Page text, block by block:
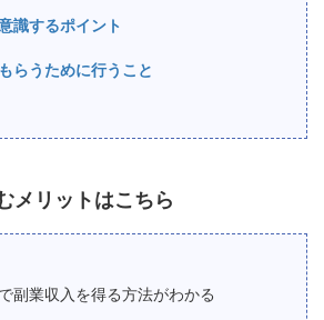
識するポイント
らうために行うこと
メリットはこちら
副業収入を得る方法がわかる